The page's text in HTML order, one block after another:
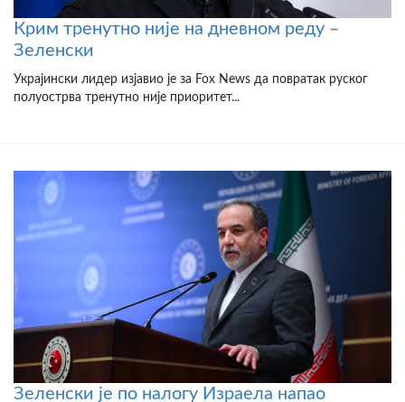
Крим тренутно није на дневном реду –
Зеленски
Украјински лидер изјавио је за Fox News да повратак руског
полуострва тренутно није приоритет...
Зеленски је по налогу Израела напао